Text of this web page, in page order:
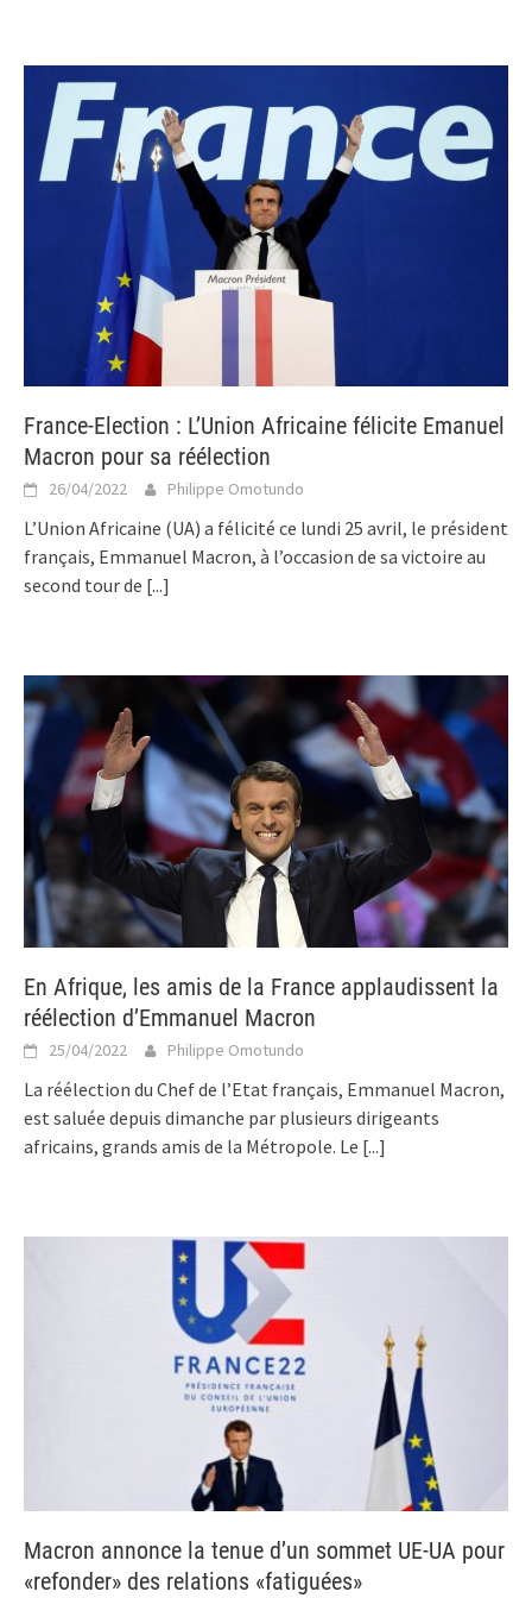
France-Election : L’Union Africaine félicite Emanuel
Macron pour sa réélection
26/04/2022 Philippe Omotundo
L’Union Africaine (UA) a félicité ce lundi 25 avril, le président
français, Emmanuel Macron, à l’occasion de sa victoire au
second tour de [...]
En Afrique, les amis de la France applaudissent la
réélection d’Emmanuel Macron
25/04/2022 Philippe Omotundo
La réélection du Chef de l’Etat français, Emmanuel Macron,
est saluée depuis dimanche par plusieurs dirigeants
africains, grands amis de la Métropole. Le [...]
Macron annonce la tenue d’un sommet UE-UA pour
«refonder» des relations «fatiguées»